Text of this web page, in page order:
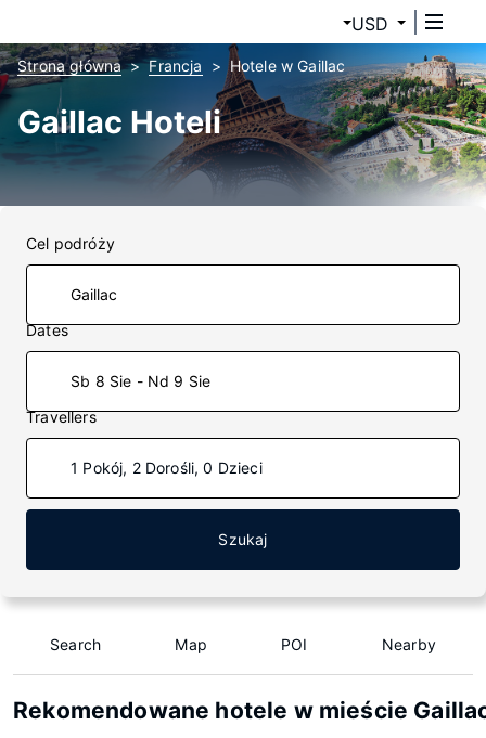
USD
Strona główna Francja Hotele w Gaillac
Gaillac Hoteli
Cel podróży
Dates
Sb 8 Sie - Nd 9 Sie
Travellers
1 Pokój, 2 Dorośli, 0 Dzieci
Szukaj
Search Map POI Nearby
Rekomendowane hotele w mieście